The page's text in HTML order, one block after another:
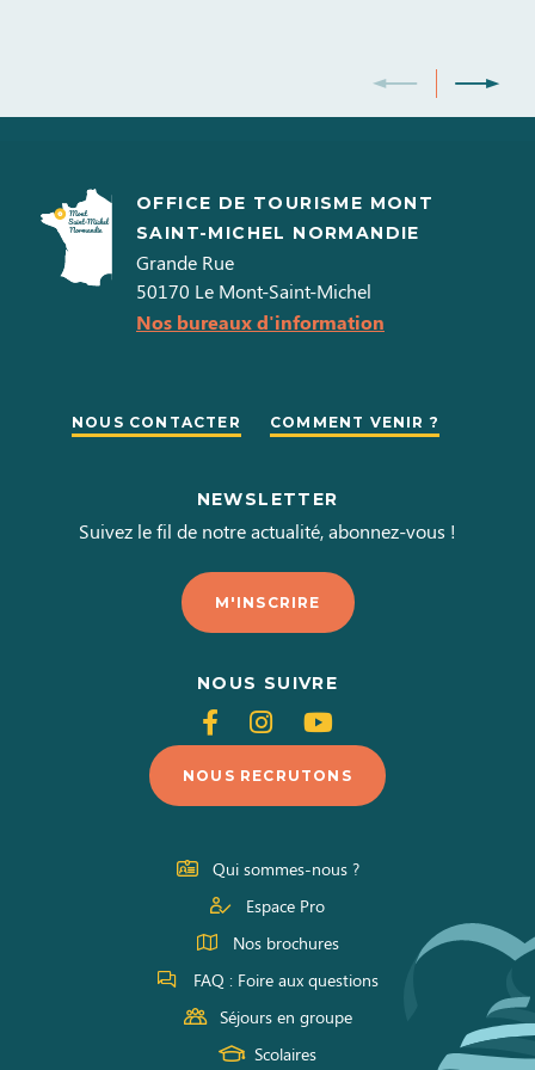
OFFICE DE TOURISME MONT
SAINT-MICHEL NORMANDIE
Grande Rue
50170 Le Mont-Saint-Michel
Nos bureaux d'information
NOUS CONTACTER COMMENT VENIR ?
NEWSLETTER
Suivez le fil de notre actualité, abonnez-vous !
M'INSCRIRE
NOUS SUIVRE
Suivez-
nous
sur
Facebook
Suivez-
nous
sur
Instagram
Suivez-
nous
sur
Youtube
NOUS RECRUTONS
Qui sommes-nous ?
Espace Pro
Nos brochures
FAQ : Foire aux questions
Séjours en groupe
Scolaires